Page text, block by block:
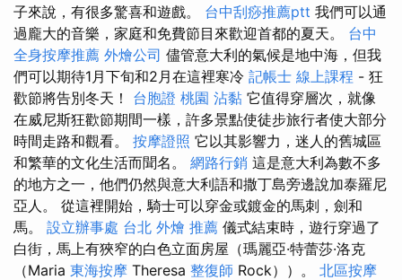
子來說，有很多驚喜和遊戲。 台中刮痧推薦ptt 我們可以通
過龐大的音樂，家庭和免費節目來歡迎首都的夏天。 台中
全身按摩推薦 外燴公司 儘管意大利的氣候是地中海，但我
們可以期待1月下旬和2月在這裡寒冷 記帳士 線上課程 - 狂
歡節將告別冬天！ 台胞證 桃園 沾黏 它值得穿層次，就像
在威尼斯狂歡節期間一樣，許多景點使徒步旅行者使大部分
時間走路和觀看。 按摩證照 它以其影響力，迷人的舊城區
和繁華的文化生活而聞名。 網路行銷 這是意大利為數不多
的地方之一，他們仍然與意大利語和撒丁島旁邊說加泰羅尼
亞人。 從這裡開始，騎士可以穿金或鍍金的馬刺，劍和
馬。 設立辦事處 台北 外燴 推薦 儀式結束時，遊行穿過了
白街，馬上有狹窄的白色立面房屋（瑪麗亞·特蕾莎·洛克
（Maria 東海按摩 Theresa 整復師 Rock））。 北區按摩